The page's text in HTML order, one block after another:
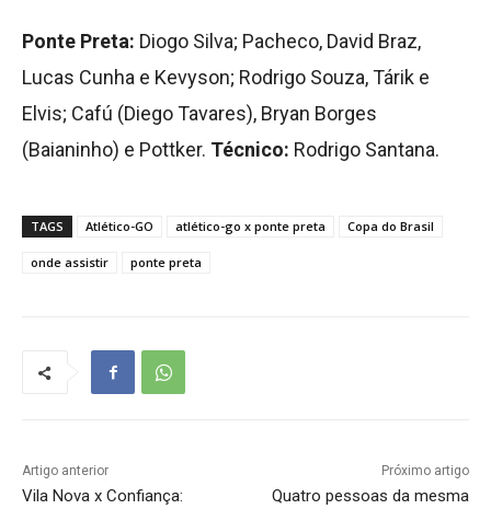
Ponte Preta: Diogo Silva; Pacheco, David Braz,
Lucas Cunha e Kevyson; Rodrigo Souza, Tárik e
Elvis; Cafú (Diego Tavares), Bryan Borges
(Baianinho) e Pottker. Técnico: Rodrigo Santana.
TAGS Atlético-GO atlético-go x ponte preta Copa do Brasil
onde assistir ponte preta
Artigo anterior
Vila Nova x Confiança:
Próximo artigo
Quatro pessoas da mesma